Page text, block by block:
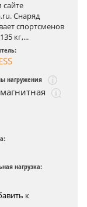
Снаряд
спортсменов
кг,...
нагружения
нагрузка:
к